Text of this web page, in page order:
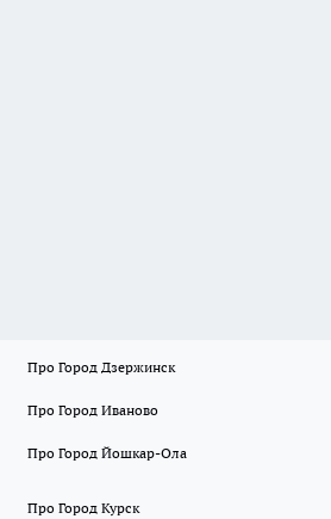
Про Город Дзержинск
Про Город Иваново
Про Город Йошкар-Ола
Про Город Курск